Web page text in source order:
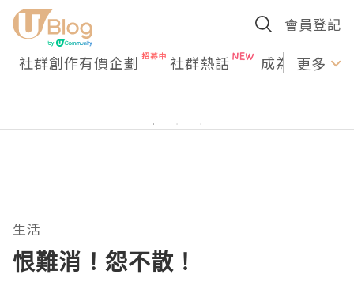
會員登記
社群創作有價企劃 社群熱話 成為U更多
生活
恨難消！怨不散！